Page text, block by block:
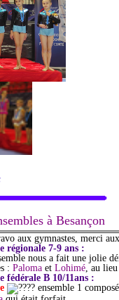
à Besançon
aux gymnastes, merci
régionale 7-9 ans :
nous a fait une jolie
: Paloma et Lohimé , au
fédérale B 10/11ans :
ensemble 1